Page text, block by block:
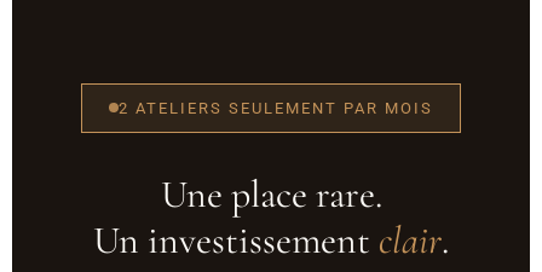
2 ATELIERS SEULEMENT PAR MOIS
Une place rare.
Un investissement clair.